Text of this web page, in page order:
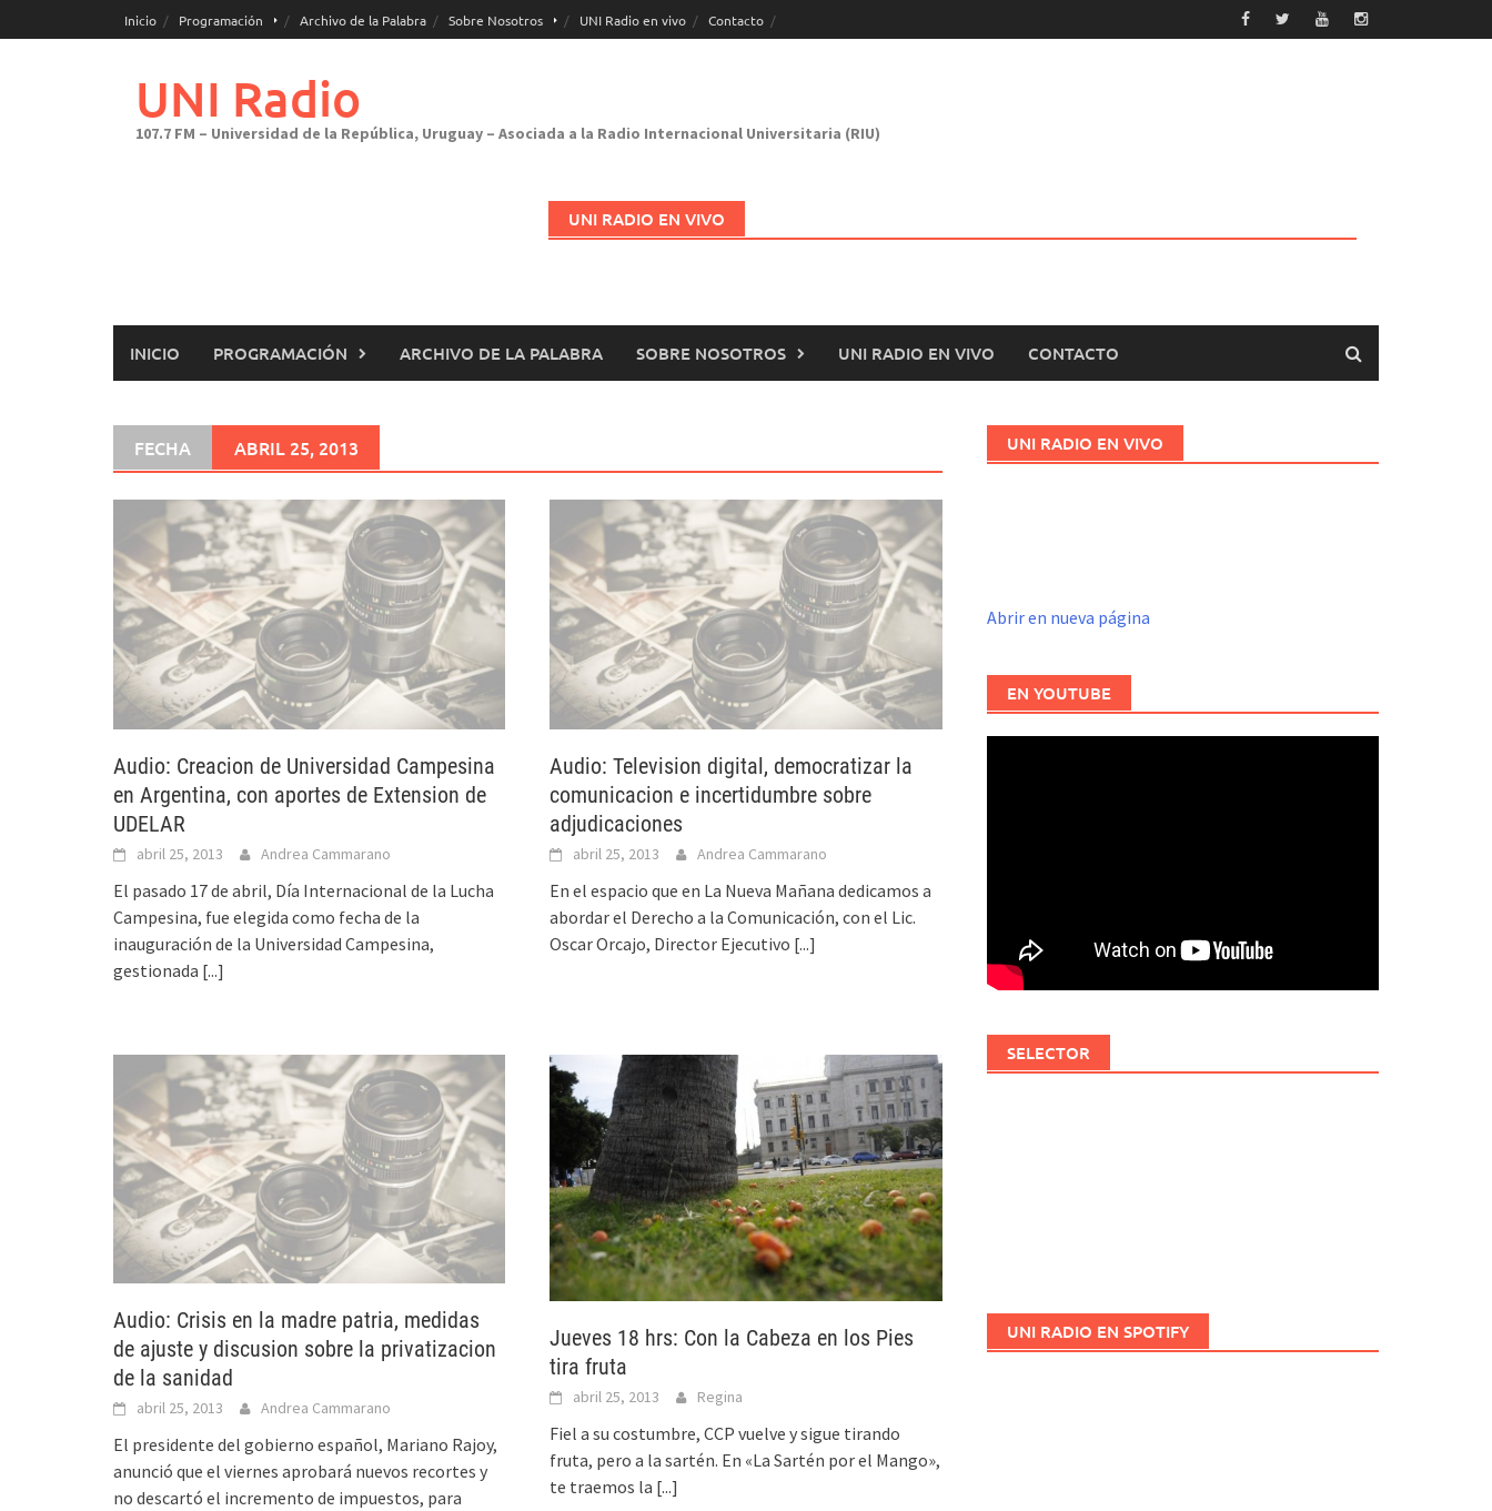
al
Inicio Programación Archivo de la Palabra Sobre Nosotros UNI Radio en vivo Contacto
UNI Radio
107.7 FM – Universidad de la República, Uruguay – Asociada a la Radio Internacional Universitaria (RIU)
UNI RADIO EN VIVO
INICIO PROGRAMACIÓN ARCHIVO DE LA PALABRA SOBRE NOSOTROS UNI RADIO EN VIVO CONTACTO
FECHA ABRIL 25, 2013
Audio: Creacion de Universidad Campesina
en Argentina, con aportes de Extension de
UDELAR
abril 25, 2013 Andrea Cammarano
El pasado 17 de abril, Día Internacional de la Lucha
Campesina, fue elegida como fecha de la
inauguración de la Universidad Campesina,
gestionada [...]
Audio: Television digital, democratizar la
comunicacion e incertidumbre sobre
adjudicaciones
abril 25, 2013 Andrea Cammarano
En el espacio que en La Nueva Mañana dedicamos a
abordar el Derecho a la Comunicación, con el Lic.
Oscar Orcajo, Director Ejecutivo [...]
Audio: Crisis en la madre patria, medidas
de ajuste y discusion sobre la privatizacion
de la sanidad
abril 25, 2013 Andrea Cammarano
El presidente del gobierno español, Mariano Rajoy,
anunció que el viernes aprobará nuevos recortes y
no descartó el incremento de impuestos, para
Jueves 18 hrs: Con la Cabeza en los Pies
tira fruta
abril 25, 2013 Regina
Fiel a su costumbre, CCP vuelve y sigue tirando
fruta, pero a la sartén. En «La Sartén por el Mango»,
te traemos la [...]
UNI RADIO EN VIVO
Abrir en nueva página
EN YOUTUBE
SELECTOR
UNI RADIO EN SPOTIFY